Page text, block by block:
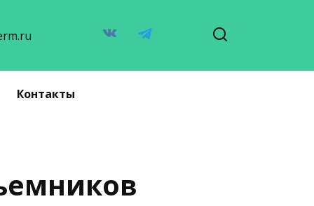
Контакты